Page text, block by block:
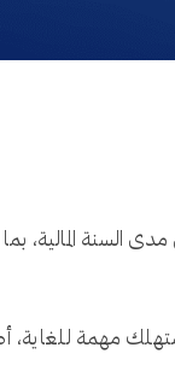
السنة المالية،
مهمة للغاية،